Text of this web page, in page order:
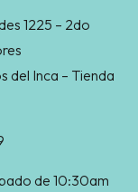
1225 – 2do
del Inca – Tienda
de 10:30am